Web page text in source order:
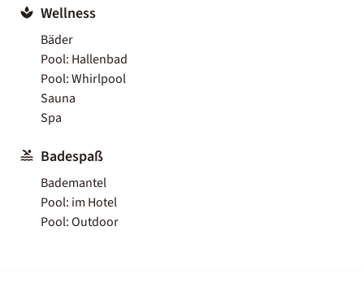
Wellness
Bäder
Pool: Hallenbad
Pool: Whirlpool
Sauna
Spa
Badespaß
Bademantel
Pool: im Hotel
Pool: Outdoor